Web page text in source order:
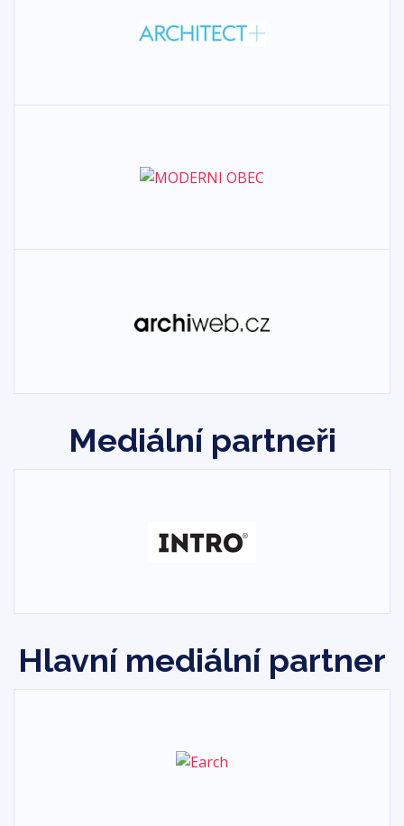
Mediální partneři
Hlavní mediální partner